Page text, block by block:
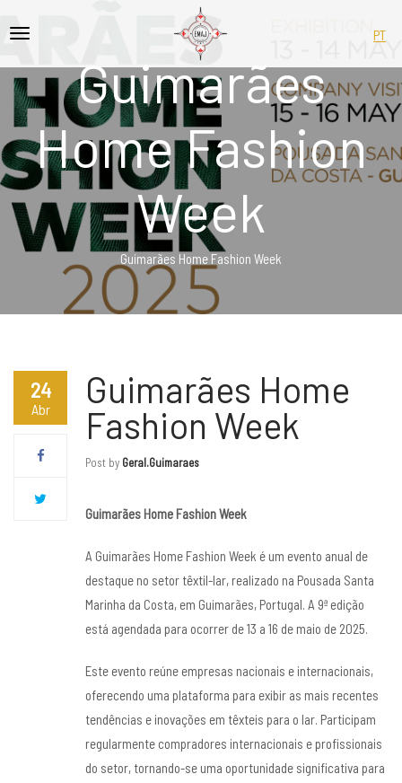
PT
Guimarães
Home Fashion
Week
Guimarães Home Fashion Week
24
Abr
Guimarães Home
Fashion Week
Post by Geral.guimaraes
Guimarães Home Fashion Week
A Guimarães Home Fashion Week é um evento anual de
destaque no setor têxtil-lar, realizado na Pousada Santa
Marinha da Costa, em Guimarães, Portugal. A 9ª edição
está agendada para ocorrer de 13 a 16 de maio de 2025.
Este evento reúne empresas nacionais e internacionais,
oferecendo uma plataforma para exibir as mais recentes
tendências e inovações em têxteis para o lar. Participam
regularmente compradores internacionais e profissionais
do setor, tornando-se uma oportunidade significativa para